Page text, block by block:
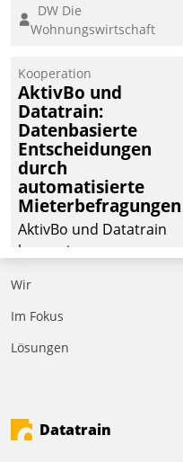
eine digitale Zukunft zu
finden, ist das Ziel des
der
Wohnungswirtschaft“.
Bewerben können sich
dafür ein Team
bestehend aus
Wohnungsunternehmen
und PropTech.
DW Die
Wohnungswirtschaft
Kooperation
AktivBo und
Datatrain:
Datenbasierte
Entscheidungen
durch
automatisierte
Mieterbefragungen
AktivBo und Datatrain
kooperieren –
profitieren: Die nahtlose
Integration der Lösungen
Datatrain ermöglicht
Mieterbefragungen – eine
starke Grundlage für
Wir
Im Fokus
Lösungen
Datatrain